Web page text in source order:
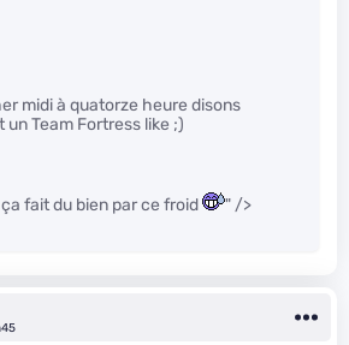
midi à quatorze heure disons
un Team Fortress like ;)
fait du bien par ce froid " />